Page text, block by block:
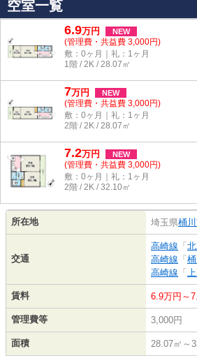
空室一覧
6.9万円 NEW
(管理費・共益費 3,000円)
敷：0ヶ月｜礼：1ヶ月
1階 / 2K / 28.07㎡
7万円 NEW
(管理費・共益費 3,000円)
敷：0ヶ月｜礼：1ヶ月
2階 / 2K / 28.07㎡
7.2万円 NEW
(管理費・共益費 3,000円)
敷：0ヶ月｜礼：1ヶ月
2階 / 2K / 32.10㎡
所在地 埼玉県桶
交通
高崎線 「
高崎線 「 桶
高崎線 「
賃料 6.9万円～
管理費等 3,000円
面積 28.07㎡～